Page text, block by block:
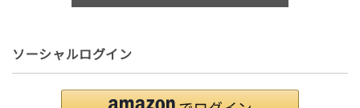
ソーシャルログイン